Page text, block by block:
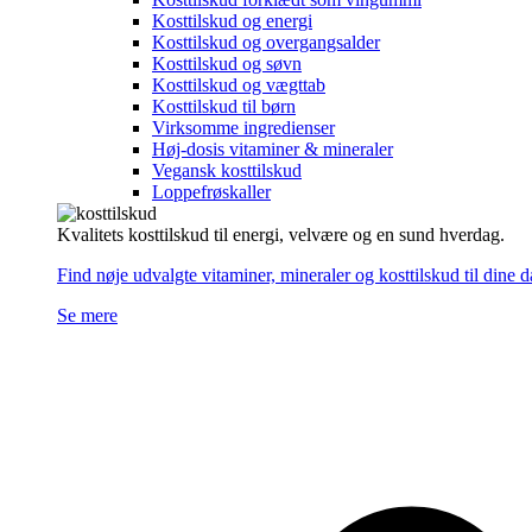
Kosttilskud og energi
Kosttilskud og overgangsalder
Kosttilskud og søvn
Kosttilskud og vægttab
Kosttilskud til børn
Virksomme ingredienser
Høj-dosis vitaminer & mineraler
Vegansk kosttilskud
Loppefrøskaller
Kvalitets kosttilskud til energi, velvære og en sund hverdag.
Find nøje udvalgte vitaminer, mineraler og kosttilskud til dine
Se mere